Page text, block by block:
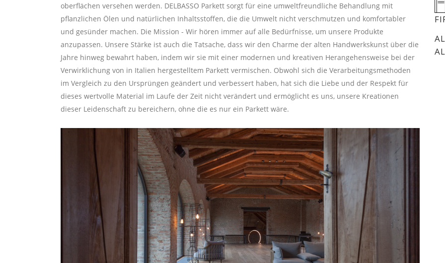
oberflächen versehen werden. DELBASSO Parkett sorgt für eine umweltfreundliche Behandlung mit
pflanzlichen Ölen und natürlichen Inhaltsstoffen, die die Umwelt nicht verschmutzen und komfortabler
und gesünder machen. Die Mission - Wir hören immer auf alle Bedürfnisse, um unsere Produkte
anzupassen. Unsere Stärke ist auch die Tatsache, dass wir den Charme der alten Handwerkskunst über die
Jahre hinweg bewahrt haben, indem wir sie mit einer modernen und kreativen Herangehensweise bei der
Verwirklichung von in Italien hergestelltem Parkett vermischen. Obwohl sich die Verarbeitungsmethoden
im Vergleich zu den Ursprüngen geändert und verbessert haben, hat sich die Liebe und der Respekt für
dieses wertvolle Material im Laufe der Zeit nicht verändert und ermöglicht es uns, unsere Kreationen
dieser Leidenschaft zu bereichern, ohne die es nur ein Parkett wäre.